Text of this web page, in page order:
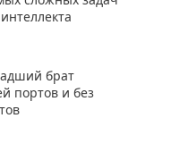
брат
портов и без